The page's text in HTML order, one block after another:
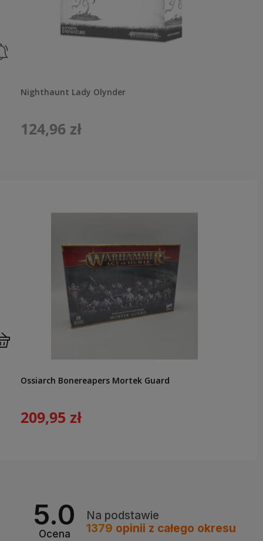
Nighthaunt Lady Olynder
124,96 zł
Ossiarch Bonereapers Mortek Guard
209,95 zł
5.0
Ocena
Na podstawie
1379 opinii z całego okresu